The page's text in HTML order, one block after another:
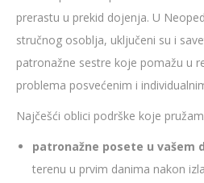
prerastu u prekid dojenja. U
stručnog osoblja, uključeni su i
patronažne sestre koje pomažu u
problema posvećenim i
Najčešći oblici podrške koje
patronažne posete u vašem
terenu u prvim danima nakon